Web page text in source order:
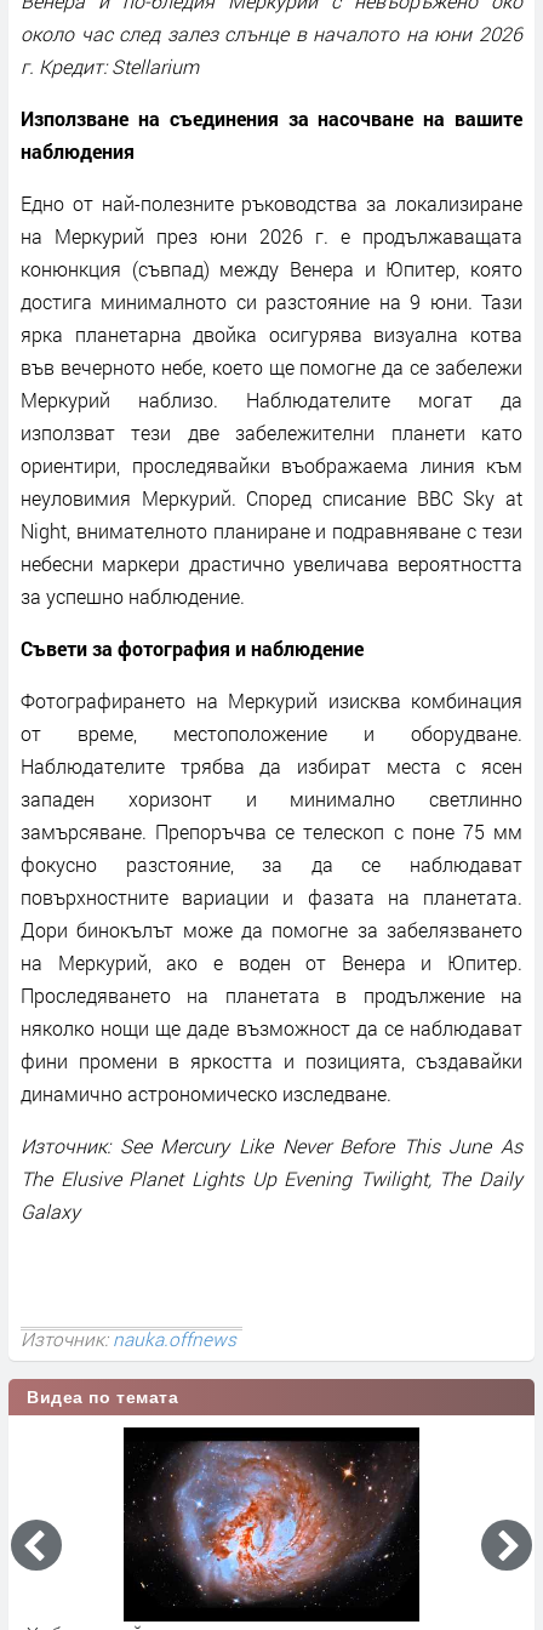
около час след залез слънце в началото на юни 2026
г. Кредит: Stellarium
Използване на съединения за насочване на вашите
наблюдения
Едно от най-полезните ръководства за локализиране
на Меркурий през юни 2026 г. е продължаващата
конюнкция (съвпад) между Венера и Юпитер, която
достига минималното си разстояние на 9 юни. Тази
ярка планетарна двойка осигурява визуална котва
във вечерното небе, което ще помогне да се забележи
Меркурий наблизо. Наблюдателите могат да
използват тези две забележителни планети като
ориентири, проследявайки въображаема линия към
неуловимия Меркурий. Според списание BBC Sky at
Night, внимателното планиране и подравняване с тези
небесни маркери драстично увеличава вероятността
за успешно наблюдение.
Съвети за фотография и наблюдение
Фотографирането на Меркурий изисква комбинация
от време, местоположение и оборудване.
Наблюдателите трябва да избират места с ясен
западен хоризонт и минимално светлинно
замърсяване. Препоръчва се телескоп с поне 75 мм
фокусно разстояние, за да се наблюдават
повърхностните вариации и фазата на планетата.
Дори бинокълът може да помогне за забелязването
на Меркурий, ако е воден от Венера и Юпитер.
Проследяването на планетата в продължение на
няколко нощи ще даде възможност да се наблюдават
фини промени в яркостта и позицията, създавайки
динамично астрономическо изследване.
Източник: See Mercury Like Never Before This June As
The Elusive Planet Lights Up Evening Twilight, The Daily
Galaxy
Източник: nauka.offnews
Видеа по темата